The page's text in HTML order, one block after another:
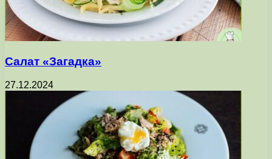
Салат «Загадка»
27.12.2024